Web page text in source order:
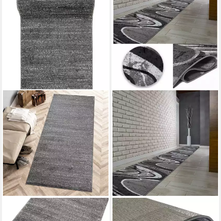
MAZOVIA
Läufer Läufer Flurläufer
MDEKOR
Läufer Teppich Läufer